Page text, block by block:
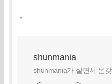
,
shunmania
shunmania가 살면서 온